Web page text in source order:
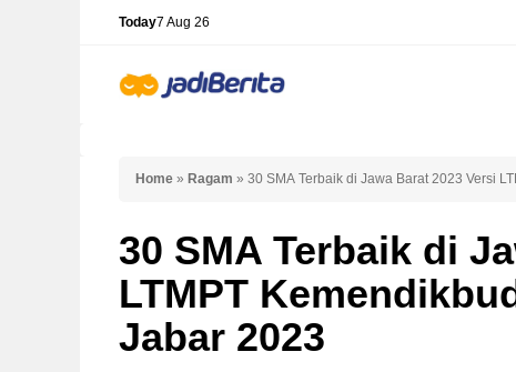
Today7 Aug 26
Home » Ragam » 30 SMA Terbaik di Jawa Barat 2023 Versi
30 SMA Terbaik di
LTMPT
Jabar 2023